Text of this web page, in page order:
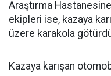
Araştırma
ekipleri ise, kazaya
üzere karakola
Kazaya karışan